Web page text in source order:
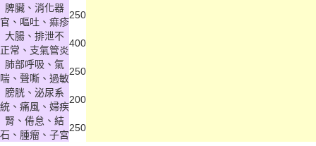
脾臟、消化器
官、嘔吐、痲疹
250
大腸、排泄不
正常、支氣管炎
400
肺部呼吸、氣
喘、聲嘶、過敏
250
膀胱、泌尿系
統、痛風、婦疾
200
腎、倦怠、結
石、腫瘤、子宮
250